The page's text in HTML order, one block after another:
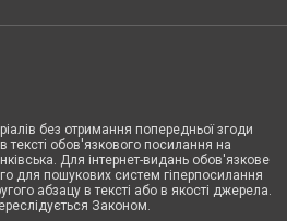
без отримання попередньої згоди
обов'язкового посилання на
Для інтернет-видань обов'язкове
для пошукових систем гіперпосилання
абзацу в тексті або в якості джерела.
Законом.